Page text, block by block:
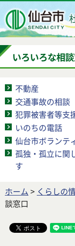
いろいろな相
不動産
交通事故の相談
犯罪被害者等支
いのちの電話
仙台市ボランテ
孤独・孤立に関
す
ホーム > くらしの
談窓口